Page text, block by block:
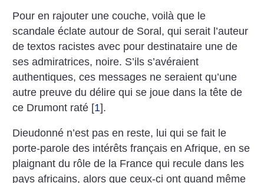
Pour en rajouter une couche, voilà que le
scandale éclate autour de Soral, qui serait l’auteur
de textos racistes avec pour destinataire une de
ses admiratrices, noire. S’ils s’avéraient
authentiques, ces messages ne seraient qu’une
autre preuve du délire qui se joue dans la tête de
ce Drumont raté [1].
Dieudonné n’est pas en reste, lui qui se fait le
porte-parole des intérêts français en Afrique, en se
plaignant du rôle de la France qui recule dans les
pays africains, alors que ceux-ci ont quand même